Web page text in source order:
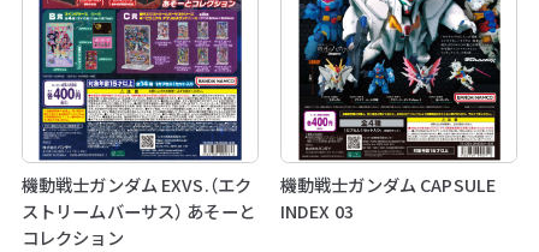
機動戦士ガンダム EXVS.（エク
ストリームバーサス） あそーと
コレクション
機動戦士ガンダム CAPSULE
INDEX 03